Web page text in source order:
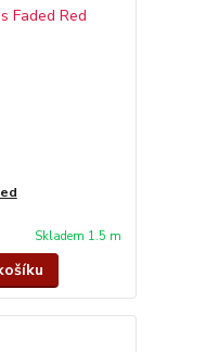
Skladem 1.5 m